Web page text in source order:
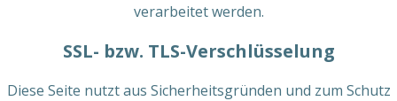
verarbeitet werden.
SSL- bzw. TLS-Verschlüsselung
Diese Seite nutzt aus Sicherheitsgründen und zum Schutz